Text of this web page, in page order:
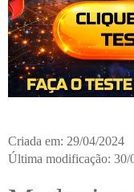
Criada em: 29/04/2024
Última modificação: 30/